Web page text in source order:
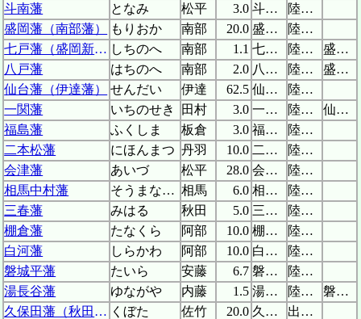
斗南藩
となみ 松平 3.0 斗南陣屋
陸奥(陸奥)
盛岡藩（南部藩）
もりおか 南部 20.0 盛岡城
陸奥(陸中)
七戸藩（盛岡新田藩） しちのへ 南部 1.1 七戸城 陸奥(陸奥)
盛岡藩支藩
八戸藩
はちのへ 南部 2.0 八戸城 陸奥(陸奥)
盛岡藩支藩
仙台藩（伊達藩）
せんだい 伊達 62.5 仙台城
陸奥(陸前)
一関藩
いちのせき 田村 3.0 一関城 陸奥(陸中)
仙台藩支藩
福島藩
ふくしま 板倉 3.0 福島城
陸奥(岩代)
二本松藩
にほんまつ 丹羽 10.0 二本松城
陸奥(岩代)
会津藩
あいづ 松平 28.0 会津若松城
陸奥(岩代)
相馬中村藩
そうまなかむら 相馬 6.0 相馬中村城
陸奥(岩城)
三春藩
みはる 秋田 5.0 三春城
陸奥(岩城)
棚倉藩
たなくら 阿部 10.0 棚倉城
陸奥(岩城)
白河藩
しらかわ 阿部 10.0 白河小峰城
陸奥(岩城)
磐城平藩
たいら 安藤 6.7 磐城平城
陸奥(岩城)
湯長谷藩
ゆながや 内藤 1.5 湯長谷陣屋 陸奥(岩城)
磐城平藩支藩
久保田藩（秋田藩） くぼた 佐竹 20.0 久保田城
出羽(羽後)